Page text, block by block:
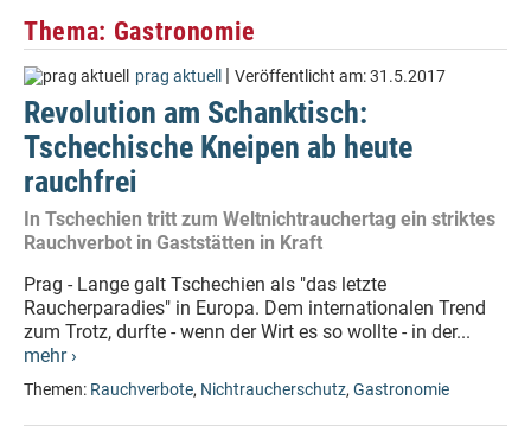
Thema: Gastronomie
prag aktuell | Veröffentlicht am:31.5.2017
Revolution am Schanktisch:
Tschechische Kneipen ab heute
rauchfrei
In Tschechien tritt zum Weltnichtrauchertag ein striktes
Rauchverbot in Gaststätten in Kraft
Prag - Lange galt Tschechien als "das letzte
Raucherparadies" in Europa. Dem internationalen Trend
zum Trotz, durfte - wenn der Wirt es so wollte - in der...
mehr ›
Themen: Rauchverbote, Nichtraucherschutz, Gastronomie